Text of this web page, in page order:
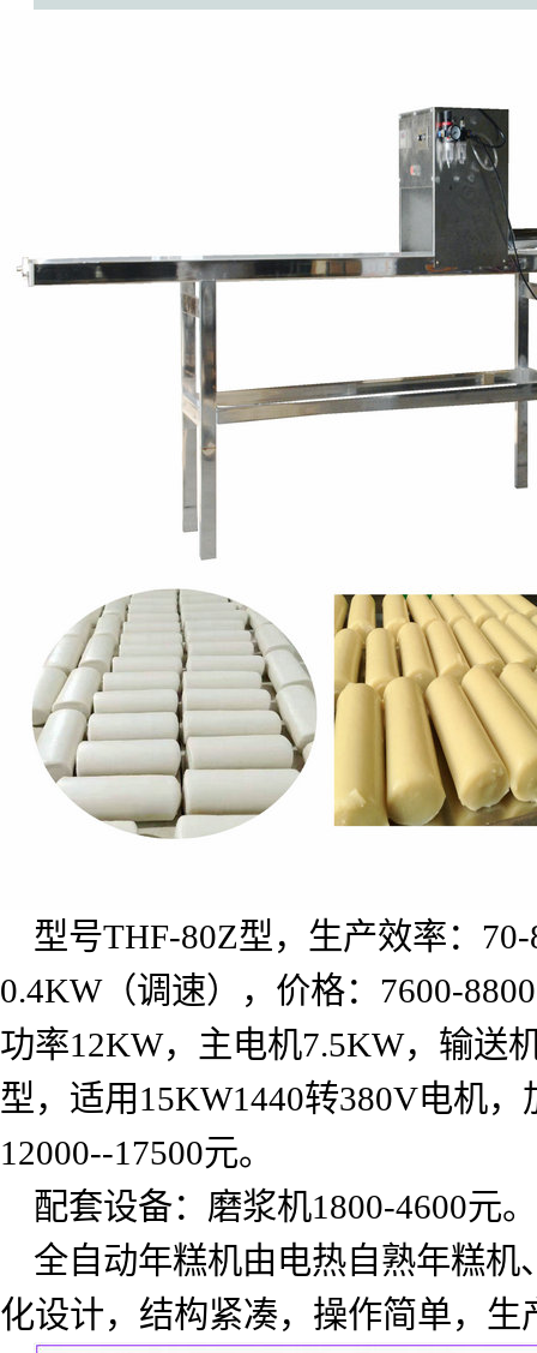
型号THF-80Z型，生产效率：
0.4KW（调速），价格： 7600-8800
功率12KW，主电机7.5KW，输送
型，适用 15KW1440转380V电机，
12000--17500元。
配套设备：磨浆机1800-4600元。
全自动年糕机由电热自熟年糕
化设计，结构紧凑，操作简单，